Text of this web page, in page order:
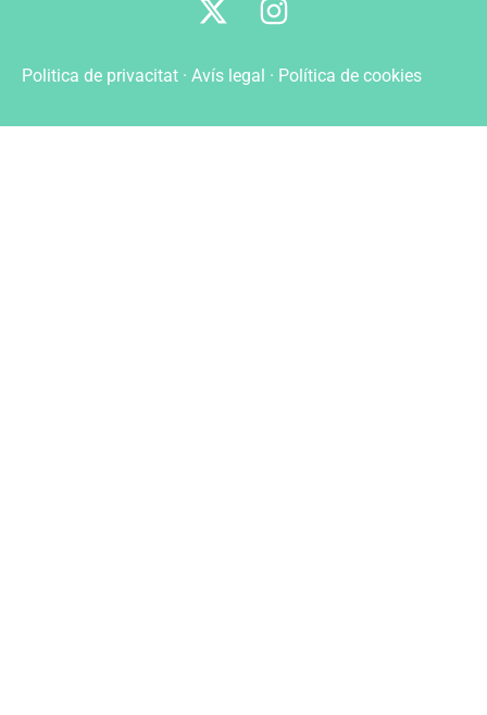
Politica de privacitat · Avís legal · Política de cookies